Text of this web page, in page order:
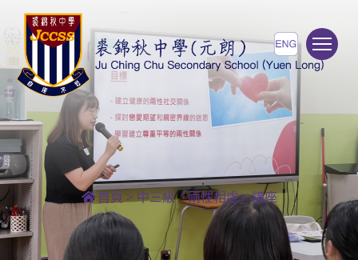
首頁 > 中三級「兩性相處」講座